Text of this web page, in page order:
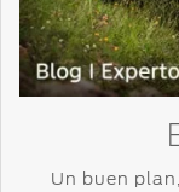
Un buen